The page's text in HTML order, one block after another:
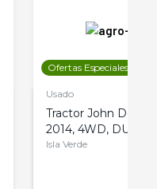
Ofertas Especiales
Usado
Tractor John Deere
2014, 4WD, DUAL
Isla Verde